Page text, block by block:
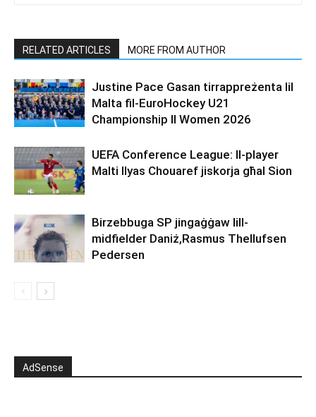
RELATED ARTICLES MORE FROM AUTHOR
Justine Pace Gasan tirrappreżenta lil
Malta fil-EuroHockey U21
Championship II Women 2026
UEFA Conference League: Il-player
Malti Ilyas Chouaref jiskorja għal Sion
Birzebbuga SP jingaġġaw lill-
midfielder Daniż,Rasmus Thellufsen
Pedersen
AdSense